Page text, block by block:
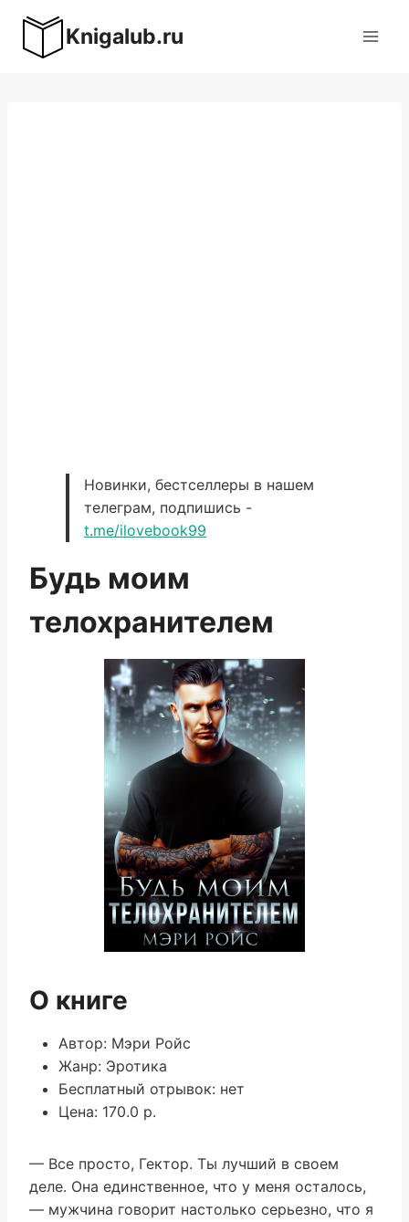
содержимому
Knigalub.ru
Новинки, бестселлеры в нашем
телеграм, подпишись -
t.me/ilovebook99
Будь моим
телохранителем
О книге
Автор: Мэри Ройс
Жанр: Эротика
Бесплатный отрывок: нет
Цена: 170.0 р.
— Все просто, Гектор. Ты лучший в своем
деле. Она единственное, что у меня осталось,
— мужчина говорит настолько серьезно, что я